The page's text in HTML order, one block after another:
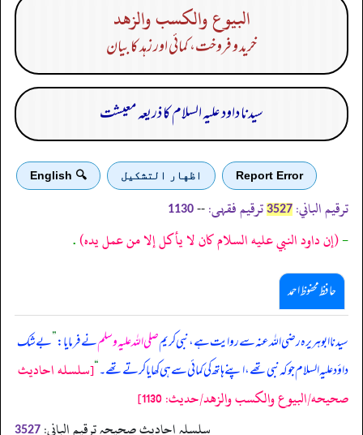
البيوع والكسب والزهد
خرید و فروخت، کمائی اور زہد کا بیان
سیدنا داود علیہ السلام کا ذریعہ معیشت
Report Error اظهار التشكيل 🔍 English
ترقیم الباني: 3527 ترقیم فقہی: --
1130
-(إن داود النبي عليه السلام كان لا يأكل إلا من عمل يده).
حافظ محفوظ احمد
سیدنا ابوہریرہ رضی اللہ عنہ سے روایت ہے، نبی کریمصلی اللہ علیہ وسلمنے فرمایا:”بے شک
داؤد علیہ السلام جو کہ نبی تھے، اپنے ہاتھ کی کمائی سے ہی کھایا کرتے تھے۔“[سلسله احاديث
صحيحه/البيوع والكسب والزهد/حدیث: 1130]
سلسلہ احادیث صحیحہ ترقیم البانی: 3527